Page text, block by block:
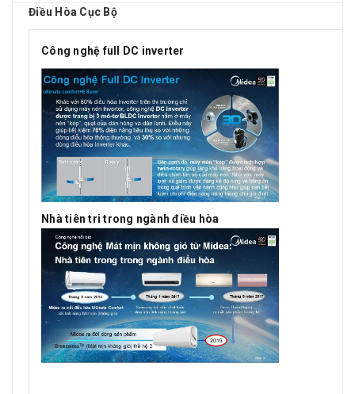
Điều Hòa Cục Bộ
Công nghệ full DC inverter
Nhà tiên tri trong ngành điều hòa